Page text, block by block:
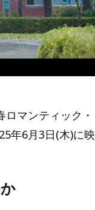
マンティック・
年6月3日(木)に映